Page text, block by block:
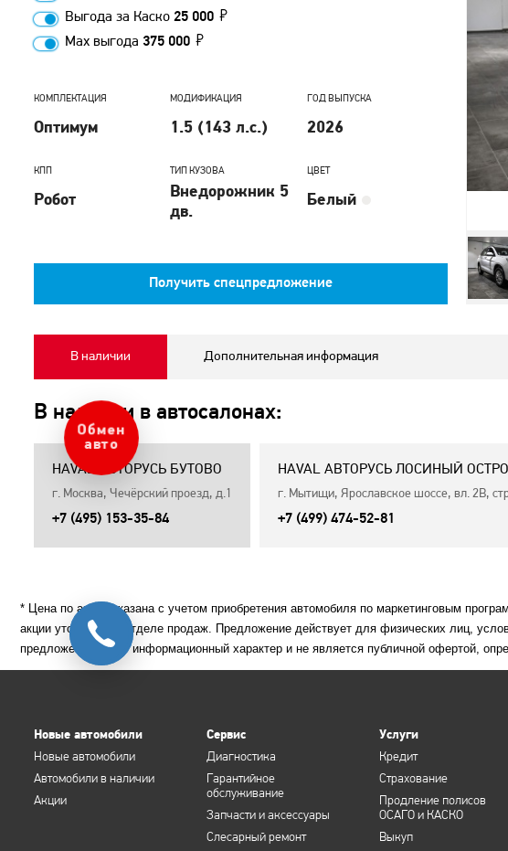
Выгода за Каско 25 000
Max выгода 375 000
КОМПЛЕКТАЦИЯ
Оптимум
МОДИФИКАЦИЯ
1.5 (143 л.с.)
ГОД ВЫПУСКА
2026
КПП
Робот
ТИП КУЗОВА
Внедорожник 5
дв.
ЦВЕТ
Белый
Получить спецпредложение
В наличии Дополнительная информация
В наличии в автосалонах:
HAVAL АВТОРУСЬ БУТОВО
г. Москва, Чечёрский проезд, д.1
+7 (495) 153-35-84
HAVAL АВТОРУСЬ ЛОСИНЫЙ
г. Мытищи, Ярославское шоссе, вл. 2В,
+7 (499) 474-52-81
* Цена по акции указана с учетом приобретения автомобиля по маркетинговым
акции уточняйте в отделе продаж. Предложение действует для физических лиц,
предложение носит информационный характер и не является публичной офертой,
Новые автомобили
Новые автомобили
Автомобили в наличии
Акции
Сервис
Диагностика
Гарантийное
обслуживание
Запчасти и аксессуары
Слесарный ремонт
Услуги
Кредит
Страхование
Продление полисов
ОСАГО и КАСКО
Выкуп
Обмен
авто